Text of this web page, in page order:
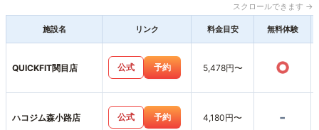
スクロールできます →
施設名 リンク 料金目安 無料体験
QUICKFIT関目店 公式 予約 5,478円〜 ○
ハコジム森小路店 公式 予約 4,180円〜 -